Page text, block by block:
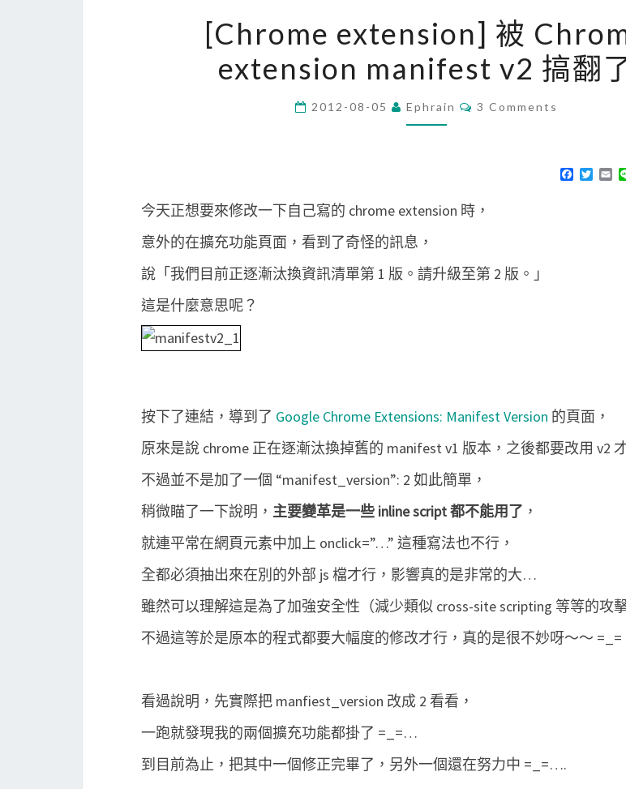
C
h
r
o
x
n
被
C
h
o
m
e
e
t
n
o
[Chrome extension] 被
extension manifest v2 搞翻
2012-08-05 Ephrain
C
3 Comments
F
T
E
今天正想要來修改一下自己寫的 chrome extension 時，
意外的在擴充功能頁面，看到了奇怪的訊息，
說「我們目前正逐漸汰換資訊清單第 1 版。請升級至第 2 版。」
這是什麼意思呢？
按下了連結，導到了 Google Chrome Extensions: Manifest Version 的頁面，
原來是說 chrome 正在逐漸汰換掉舊的 manifest v1 版本，之後都要改用 v2
不過並不是加了一個 “manifest_version”: 2 如此簡單，
稍微瞄了一下說明， 主要變革是一些 inline script 都不能用了 ，
就連平常在網頁元素中加上 onclick=”…” 這種寫法也不行，
全都必須抽出來在別的外部 js 檔才行，影響真的是非常的大…
雖然可以理解這是為了加強安全性（減少類似 cross-site scripting 等等的攻
不過這等於是原本的程式都要大幅度的修改才行，真的是很不妙呀～～ =_=
看過說明，先實際把 manfiest_version 改成 2 看看，
一跑就發現我的兩個擴充功能都掛了 =_=…
到目前為止，把其中一個修正完畢了，另外一個還在努力中 =_=….